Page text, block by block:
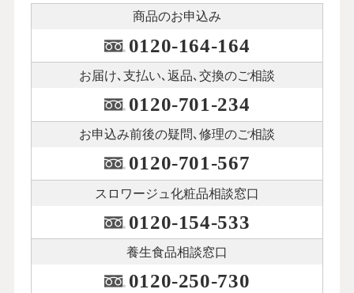
商品のお申込み
0120-164-164
お届け､支払い､ 返品､交換のご相談
0120-701-234
お申込み前後の疑問､修理のご相談
0120-701-567
スロワージュ化粧品相談窓口
0120-154-533
養生食品相談窓口
0120-250-730